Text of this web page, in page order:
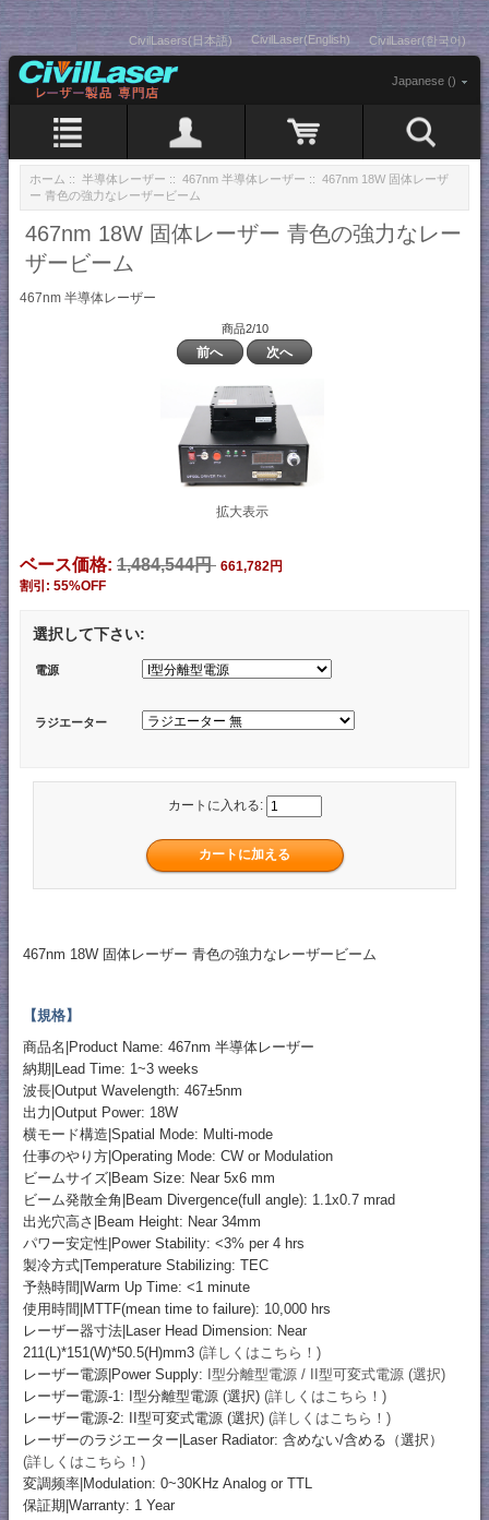
CivilLasers(日本語) CivilLaser(English) CivilLaser(한국어)
Japanese ()
ホーム :: 半導体レーザー :: 467nm 半導体レーザー :: 467nm 18W 固体レーザ
ー 青色の強力なレーザービーム
467nm 18W 固体レーザー 青色の強力なレー
ザービーム
467nm 半導体レーザー
商品2/10
前へ 次へ
拡大表示
ベース価格: 1,484,544円 661,782円
割引: 55%OFF
選択して下さい:
電源
ラジエーター
カートに入れる:
467nm 18W 固体レーザー 青色の強力なレーザービーム
【規格】
商品名|Product Name: 467nm 半導体レーザー
納期|Lead Time: 1~3 weeks
波長|Output Wavelength: 467±5nm
出力|Output Power: 18W
横モード構造|Spatial Mode: Multi-mode
仕事のやり方|Operating Mode: CW or Modulation
ビームサイズ|Beam Size: Near 5x6 mm
ビーム発散全角|Beam Divergence(full angle): 1.1x0.7 mrad
出光穴高さ|Beam Height: Near 34mm
パワー安定性|Power Stability: <3% per 4 hrs
製冷方式|Temperature Stabilizing: TEC
予熱時間|Warm Up Time: <1 minute
使用時間|MTTF(mean time to failure): 10,000 hrs
レーザー器寸法|Laser Head Dimension: Near
211(L)*151(W)*50.5(H)mm3 (詳しくはこちら！)
レーザー電源|Power Supply: I型分離型電源 / II型可変式電源 (選択)
レーザー電源-1: I型分離型電源 (選択) (詳しくはこちら！)
レーザー電源-2: II型可変式電源 (選択) (詳しくはこちら！)
レーザーのラジエーター|Laser Radiator: 含めない/含める（選択）
(詳しくはこちら！)
変調频率|Modulation: 0~30KHz Analog or TTL
保証期|Warranty: 1 Year